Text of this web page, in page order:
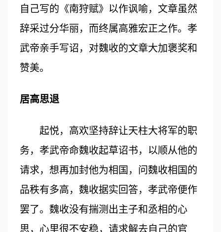
自己写的《南狩赋》以作讽喻，文章虽然
辞采过分华丽，而终属高雅宏正之作。孝
武帝亲手写诏，对魏收的文章大加褒奖和
赞美。
居高思退
起悦，高欢坚持辞让天柱大将军的职
务，孝武帝命魏收起草诏书，以顺从他的
请求，想再加封他为相国，问魏收相国的
品秩有多高，魏收据实回答，孝武帝便作
罢了。魏收没有揣测出主子和丞相的心
思，心里很不安稳，请求解去自己的官